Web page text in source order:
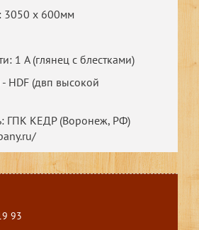
3050 х 600мм
1 A (глянец с блестками)
HDF (двп высокой
ГПК КЕДР (Воронеж, РФ)
93